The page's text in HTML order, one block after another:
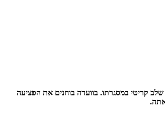
קריטי במסגרתו. בוועדה בוחנים את הפציעה